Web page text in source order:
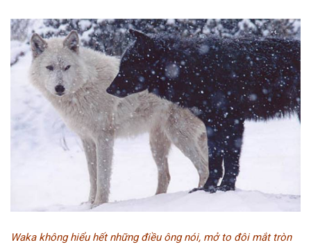
Waka không hiểu hết những điều ông nói, mở to đôi mắt tròn